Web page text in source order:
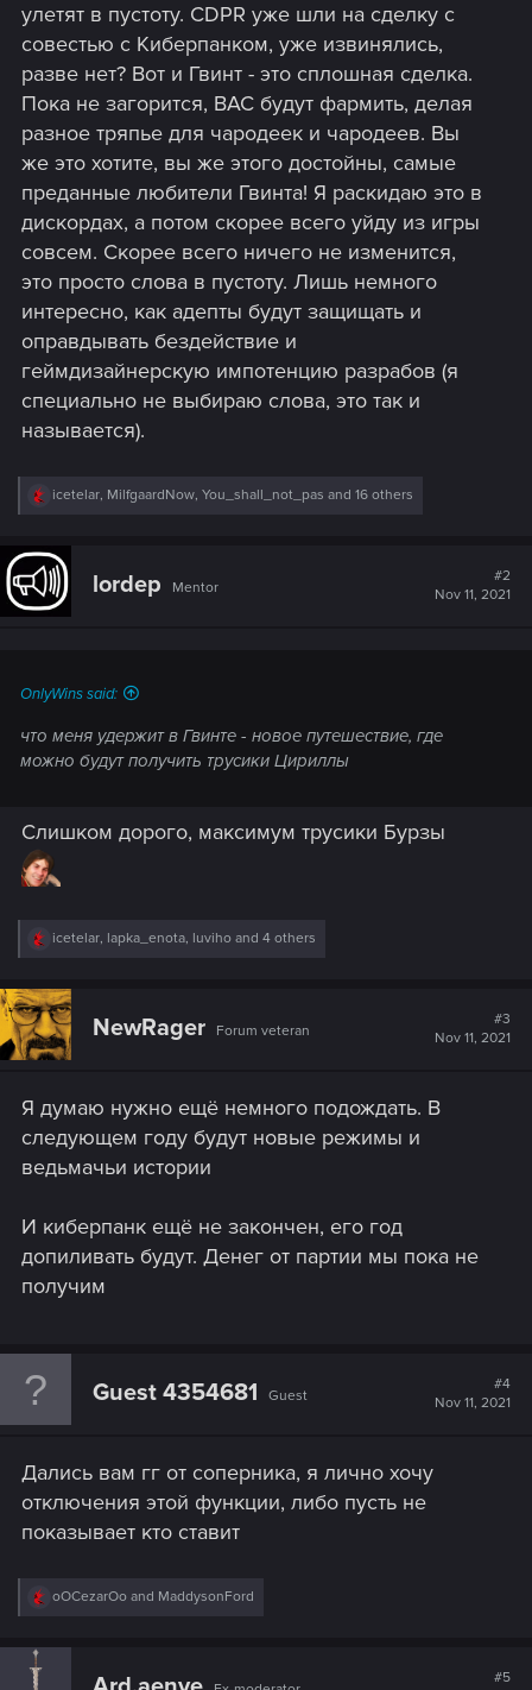
улетят в пустоту. CDPR уже шли на сделку с
совестью с Киберпанком, уже извинялись,
разве нет? Вот и Гвинт - это сплошная сделка.
Пока не загорится, ВАС будут фармить, делая
разное тряпье для чародеек и чародеев. Вы
же это хотите, вы же этого достойны, самые
преданные любители Гвинта! Я раскидаю это в
дискордах, а потом скорее всего уйду из игры
совсем. Скорее всего ничего не изменится,
это просто слова в пустоту. Лишь немного
интересно, как адепты будут защищать и
оправдывать бездействие и
геймдизайнерскую импотенцию разрабов (я
специально не выбираю слова, это так и
называется).
R
c
t
i
o
icetelar, MilfgaardNow, You_shall_not_pas and 16 others
lordep Mentor
#2
Nov 11, 2021
OnlyWins said:
что меня удержит в Гвинте - новое путешествие, где
можно будут получить трусики Цириллы
Слишком дорого, максимум трусики Бурзы
R
c
t
i
o
:
icetelar, lapka_enota, luviho and 4 others
NewRager Forum veteran
#3
Nov 11, 2021
Я думаю нужно ещё немного подождать. В
следующем году будут новые режимы и
ведьмачьи истории
И киберпанк ещё не закончен, его год
допиливать будут. Денег от партии мы пока не
получим
Guest 4354681 Guest
#4
Nov 11, 2021
Дались вам гг от соперника, я лично хочу
отключения этой функции, либо пусть не
показывает кто ставит
R
c
oOCezarOo and MaddysonFord
#5